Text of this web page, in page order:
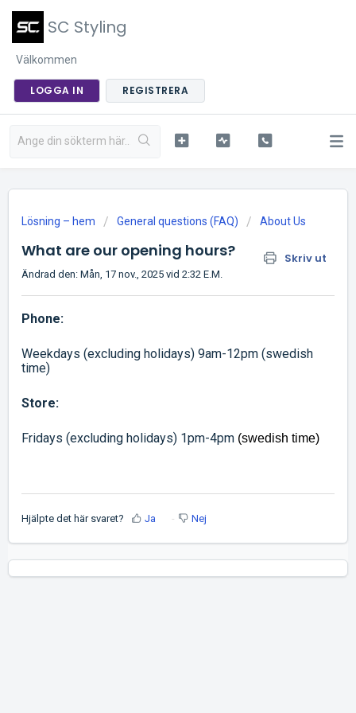
SC Styling
Välkommen
LOGGA IN REGISTRERA
Lösning – hem General questions (FAQ) About Us
What are our opening hours? Skriv ut
Ändrad den: Mån, 17 nov., 2025 vid 2:32 E.M.
Phone:
Weekdays (excluding holidays) 9am-12pm (swedish
time)
Store:
Fridays (excluding holidays) 1pm-4pm (swedish time)
Hjälpte det här svaret? Ja Nej